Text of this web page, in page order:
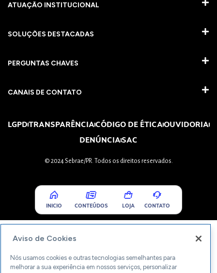
ATUAÇÃO INSTITUCIONAL
SOLUÇÕES DESTACADAS
PERGUNTAS CHAVES​
CANAIS DE CONTATO
LGPDTRANSPARÊNCIACÓDIGO DE ÉTICAOUVIDORIA
DENÚNCIASAC
© 2024 Sebrae/PR. Todos os direitos reservados.
INICIO CONTEÚDOS LOJA CONTATO
Aviso de Cookies
Nós usamos cookies e outras tecnologias semelhantes para
melhorar a sua experiência em nossos serviços, personalizar